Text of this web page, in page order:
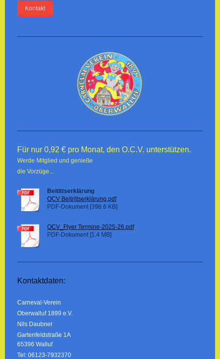
Kontakt
Für nur 0,92 € pro Monat, den O.C.V. unterstützen.
Werde Mitglied und genieße
die Vorzüge...
Beitittserklärung
OCV Beitrittserklärung.pdf
PDF-Dokument [398.6 KB]
OCV_Flyer Termine-2025-26.pdf
PDF-Dokument [1.4 MB]
Kontaktdaten:
Carneval-Verein
Oberwalluf 1899 e.V.
Nils Daubner
Gartenfeldstraße 1A
65396 Walluf
Tel: 06123-7932370